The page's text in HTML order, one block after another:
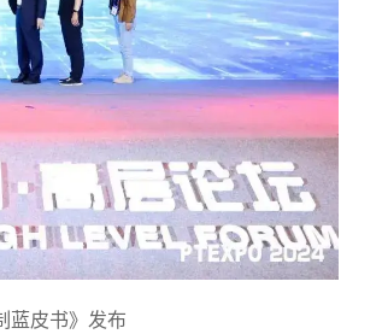
蓝皮书》发布